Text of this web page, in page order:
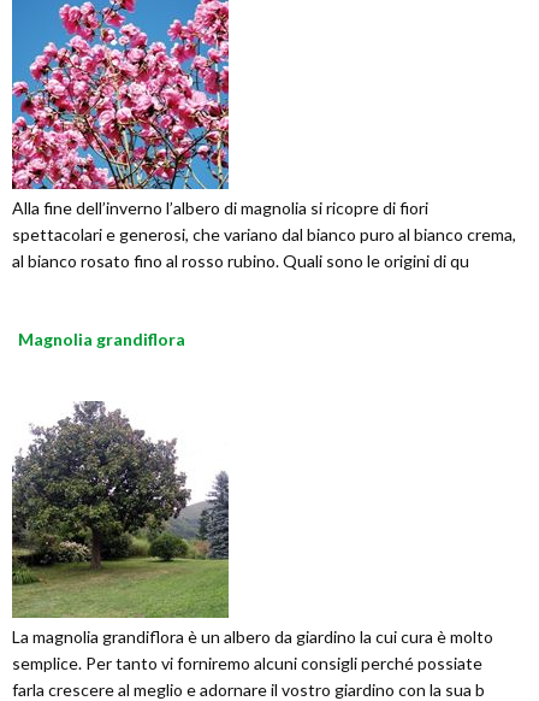
Alla fine dell’inverno l’albero di magnolia si ricopre di fiori
spettacolari e generosi, che variano dal bianco puro al bianco crema,
al bianco rosato fino al rosso rubino. Quali sono le origini di qu
Magnolia grandiflora
La magnolia grandiflora è un albero da giardino la cui cura è molto
semplice. Per tanto vi forniremo alcuni consigli perché possiate
farla crescere al meglio e adornare il vostro giardino con la sua b